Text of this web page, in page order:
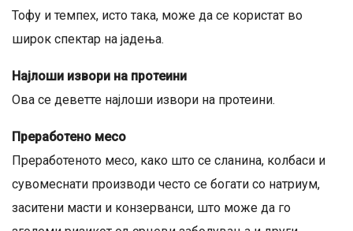
Тофу и темпех, исто така, може да се користат во
широк спектар на јадења.
Најлоши извори на протеини
Ова се деветте најлоши извори на протеини.
Преработено месо
Преработеното месо, како што се сланина, колбаси и
сувомеснати производи често се богати со натриум,
заситени масти и конзерванси, што може да го